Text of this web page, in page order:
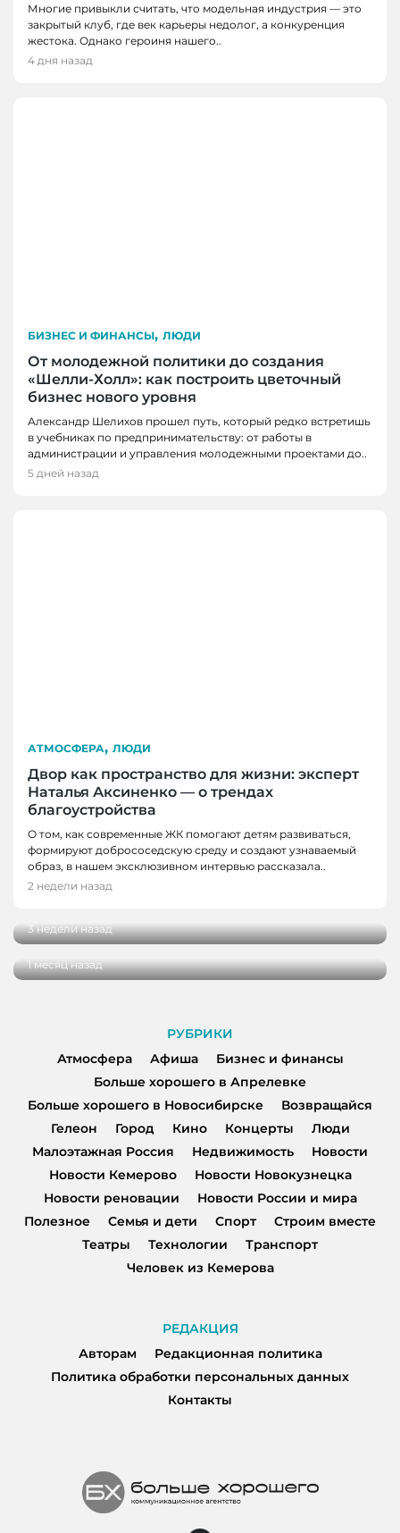
Многие привыкли считать, что модельная индустрия — это
закрытый клуб, где век карьеры недолог, а конкуренция
жестока. Однако героиня нашего..
4 дня назад
БИЗНЕС И ФИНАНСЫ, ЛЮДИ
От молодежной политики до создания
«Шелли-Холл»: как построить цветочный
бизнес нового уровня
Александр Шелихов прошел путь, который редко встретишь
в учебниках по предпринимательству: от работы в
администрации и управления молодежными проектами до..
5 дней назад
АТМОСФЕРА, ЛЮДИ
Двор как пространство для жизни: эксперт
Наталья Аксиненко — о трендах
благоустройства
О том, как современные ЖК помогают детям развиваться,
формируют добрососедскую среду и создают узнаваемый
образ, в нашем эксклюзивном интервью рассказала..
2 недели назад
ЛЮДИ
От мечты до работы с десятками учеников:
3 недели назад
ЛЮДИ
ко Дню семьи, любви и верности
1 месяц назад
РУБРИКИ
Атмосфера
Афиша
Бизнес и финансы
Больше хорошего в Апрелевке
Больше хорошего в Новосибирске
Возвращайся
Гелеон
Город Кино Концерты
Люди
Малоэтажная Россия
Недвижимость
Новости
Новости Кемерово
Новости Новокузнецка
Новости реновации
Новости России и мира
Полезное
Семья и дети Спорт
Строим вместе
Театры
Технологии
Транспорт
Человек из Кемерова
РЕДАКЦИЯ
Авторам
Редакционная политика
Политика обработки персональных данных
Контакты